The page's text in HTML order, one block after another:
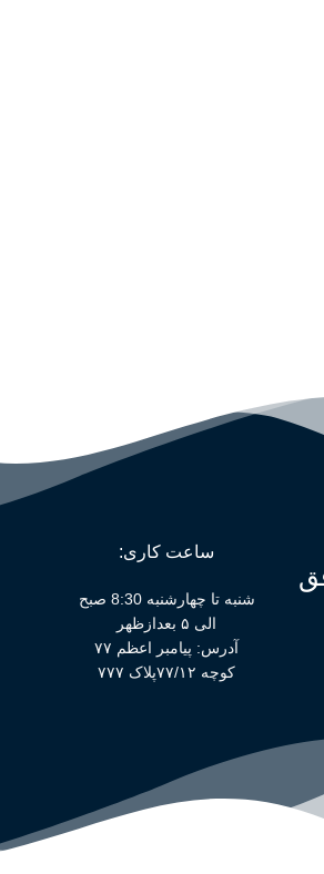
ساعت کاری:
شنبه تا چهارشنبه 8:30 صبح
الی ۵ بعدازظهر
آدرس: پیامبر اعظم ۷۷
کوچه ۷۷/۱۲پلاک ۷۷۷